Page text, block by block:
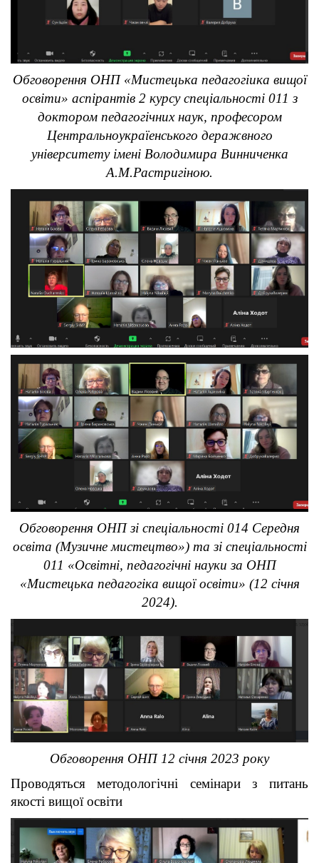
Обговорення ОНП «Мистецька педагогіика вищої
освіти» аспірантів 2 курсу спеціальності 011 з
доктором педагогічних наук, професором
Центральноукраїенського деражвного
університету імені Володимира Винниченка
А.М.Растригіною.
Обговорення ОНП зі спеціальності 014 Середня
освіта (Музичне мистецтво») та зі спеціальності
011 «Освітні, педагогічні науки за ОНП
«Мистецька педагогіка вищої освіти» (12 січня
2024).
Обговорення ОНП 12 січня 2023 року
Проводяться методологічні семінари з питань
якості вищої освіти